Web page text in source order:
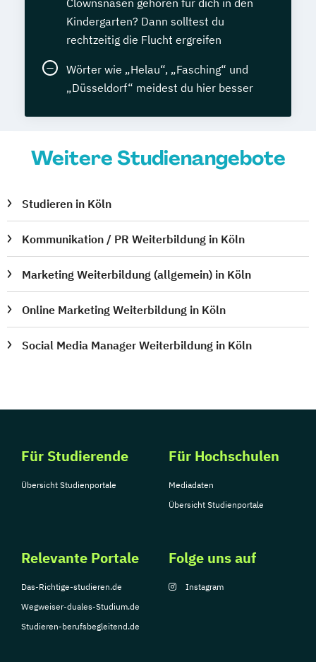
Clownsnasen gehören für dich in den
Kindergarten? Dann solltest du
rechtzeitig die Flucht ergreifen
Wörter wie „Helau“, „Fasching“ und
„Düsseldorf“ meidest du hier besser
Weitere Studienangebote
Studieren in Köln
Kommunikation / PR Weiterbildung in Köln
Marketing Weiterbildung (allgemein) in Köln
Online Marketing Weiterbildung in Köln
Social Media Manager Weiterbildung in Köln
Für Studierende
Übersicht Studienportale
Für Hochschulen
Mediadaten
Übersicht Studienportale
Relevante Portale
Das-Richtige-studieren.de
Wegweiser-duales-Studium.de
Studieren-berufsbegleitend.de
Folge uns auf
Instagram